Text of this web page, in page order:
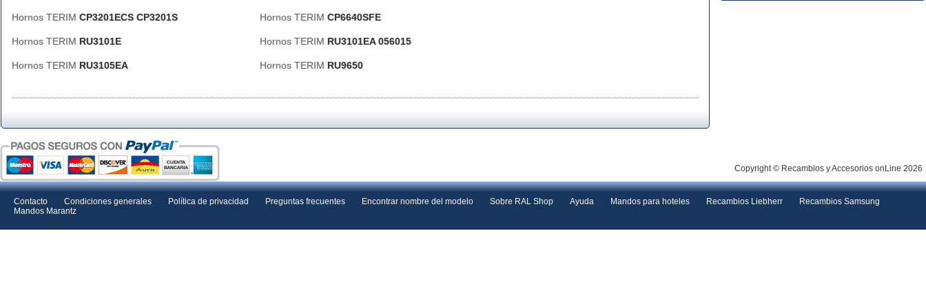
Hornos TERIM CP3201ECS CP3201S Hornos TERIM CP6640SFE
Hornos TERIM RU3101E Hornos TERIM RU3101EA 056015
Hornos TERIM RU3105EA Hornos TERIM RU9650
Copyright © Recambios y Accesorios onLine 2026
Contacto Condiciones generales Política de privacidad Preguntas frecuentes Encontrar nombre del modelo Sobre RAL Shop Ayuda Mandos para hoteles Recambios Liebherr
Recambios Samsung
Mandos Marantz